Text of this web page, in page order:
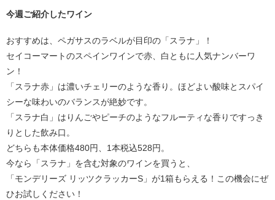
今週ご紹介したワイン
おすすめは、ペガサスのラベルが目印の「スラナ」！
セイコーマートのスペインワインで赤、白ともに人気ナンバーワ
ン！
「スラナ赤」は濃いチェリーのような香り。ほどよい酸味とスパイ
シーな味わいのバランスが絶妙です。
「スラナ白」はりんごやピーチのようなフルーティな香りですっき
りとした飲み口。
どちらも本体価格480円、1本税込528円。
今なら「スラナ」を含む対象のワインを買うと、
「モンデリーズ リッツクラッカーS」が1箱もらえる！この機会にぜ
ひお試しください！